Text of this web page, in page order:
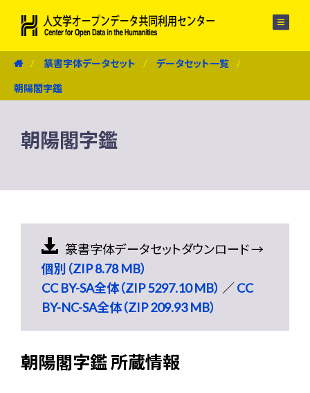
篆書字体データセット データセット一覧
朝陽閣字鑑
朝陽閣字鑑
篆書字体データセットダウンロード →
個別（ZIP 8.78 MB）
CC BY-SA全体（ZIP 5297.10 MB） ／CC
BY-NC-SA全体（ZIP 209.93 MB）
朝陽閣字鑑 所蔵情報